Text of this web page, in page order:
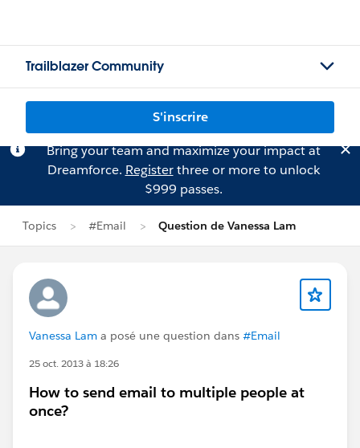
Trailblazer Community
S'inscrire
Bring your team and maximize your impact at
Dreamforce. Registerthree or more to unlock
$999 passes.
Topics #Email Question de Vanessa Lam
Vanessa Lam a posé une question dans #Email
25 oct. 2013 à 18:26
How to send email to multiple people at
once?